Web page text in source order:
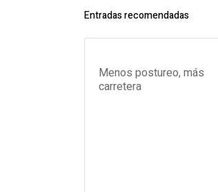
Entradas recomendadas
Menos postureo, más
carretera